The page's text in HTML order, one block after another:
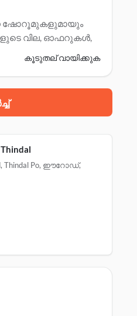
ഷോറൂമുകളുമായും
വില, ഓഫറുകൾ,
ടൊയോറ്റ
കൂടുതല് വായിക്കുക
Thindal Po, ഈറോഡ്,